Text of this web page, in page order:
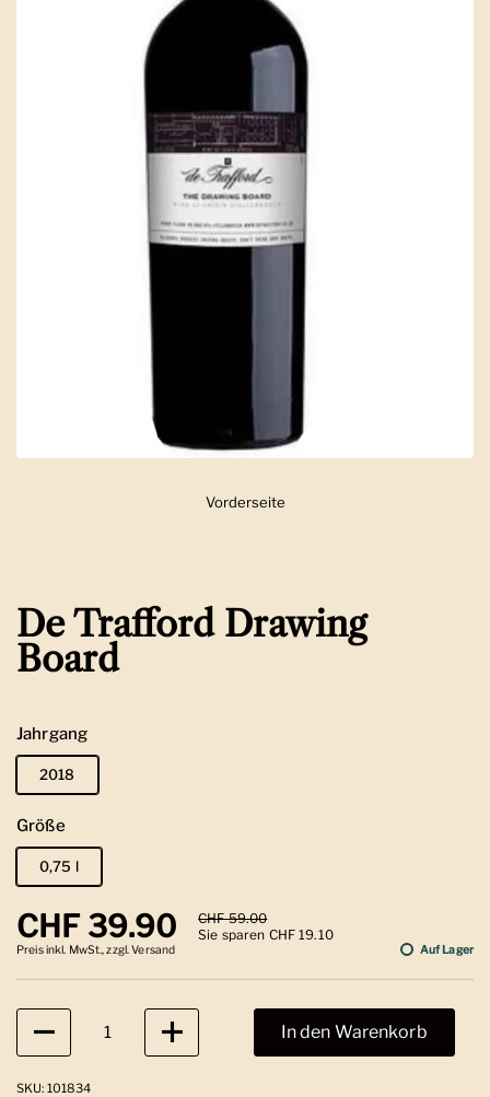
Zeige Folie 1
Vorderseite
De Trafford Drawing
Board
Jahrgang
2018
Größe
0,75 l
Regulärer Preis
CHF 39.90 Sale-Preis
CHF 59.00
Sie sparen CHF 19.10
Preis inkl. MwSt., zzgl. Versand Auf Lager
Anzahl
In den Warenkorb
SKU: 101834